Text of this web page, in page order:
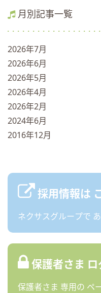
月別記事一覧
2026年7月
2026年6月
2026年5月
2026年4月
2026年2月
2024年6月
2016年12月
採用情報は
ネクサスグループで
保護者さま
保護者さま 専用の ペ